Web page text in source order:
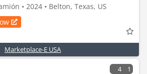
• 2024 • Belton, Texas, US
Marketplace-E USA
4 1